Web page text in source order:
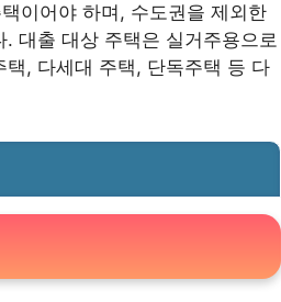
이어야 하며, 수도권을 제외한
대출 대상 주택은 실거주용으로
, 다세대 주택, 단독주택 등 다